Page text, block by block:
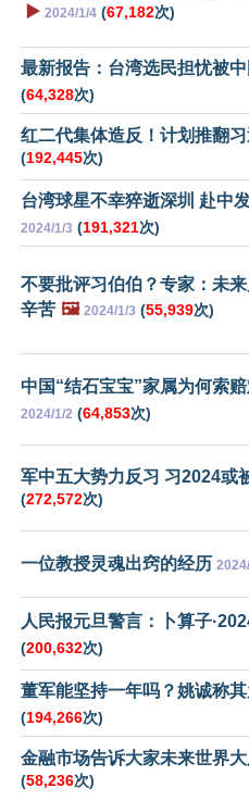
▶️ 2024/1/4 (67,182次)
最新报告：台湾选民担忧被
(64,328次)
红二代集体造反！计划推翻
(192,445次)
台湾球星不幸猝逝深圳 赴中
2024/1/3 (191,321次)
不要批评习伯伯？专家：未
辛苦 🖼️ 2024/1/3 (55,939次)
中国“结石宝宝”家属为何索赔
2024/1/2 (64,853次)
军中五大势力反习 习2024或
(272,572次)
一位教授灵魂出窍的经历
人民报元旦警言：卜算子
(200,632次)
董军能坚持一年吗？姚诚称其
(194,266次)
金融市场告诉大家未来世界
(58,236次)